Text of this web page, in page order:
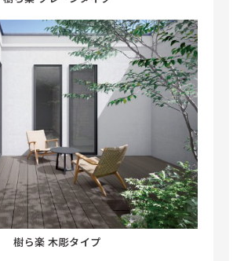
樹ら楽 木彫タイプ